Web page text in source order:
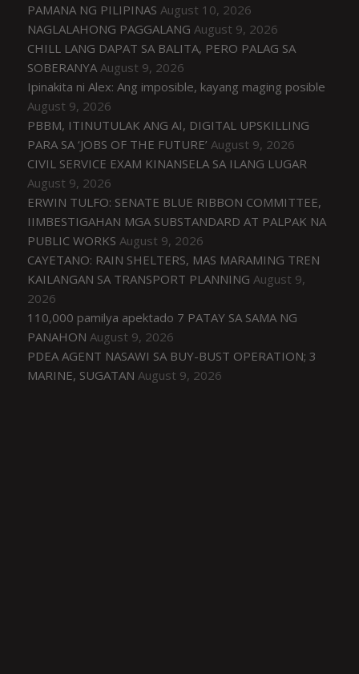
PAMANA NG PILIPINAS August 10, 2026
NAGLALAHONG PAGGALANG August 9, 2026
CHILL LANG DAPAT SA BALITA, PERO PALAG SA
SOBERANYA August 9, 2026
Ipinakita ni Alex: Ang imposible, kayang maging posible
August 9, 2026
PBBM, ITINUTULAK ANG AI, DIGITAL UPSKILLING
PARA SA ‘JOBS OF THE FUTURE’ August 9, 2026
CIVIL SERVICE EXAM KINANSELA SA ILANG LUGAR
August 9, 2026
ERWIN TULFO: SENATE BLUE RIBBON COMMITTEE,
IIMBESTIGAHAN MGA SUBSTANDARD AT PALPAK NA
PUBLIC WORKS August 9, 2026
CAYETANO: RAIN SHELTERS, MAS MARAMING TREN
KAILANGAN SA TRANSPORT PLANNING August 9,
2026
110,000 pamilya apektado 7 PATAY SA SAMA NG
PANAHON August 9, 2026
PDEA AGENT NASAWI SA BUY-BUST OPERATION; 3
MARINE, SUGATAN August 9, 2026